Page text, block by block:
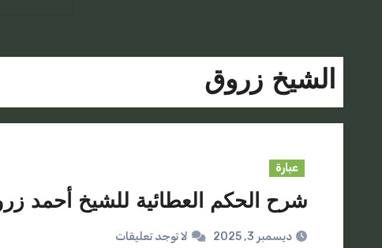
الشيخ زروق
عبارة
شرح الحكم العطائية للشيخ أحمد
ديسمبر 3, 2025 لا توجد تعليقات